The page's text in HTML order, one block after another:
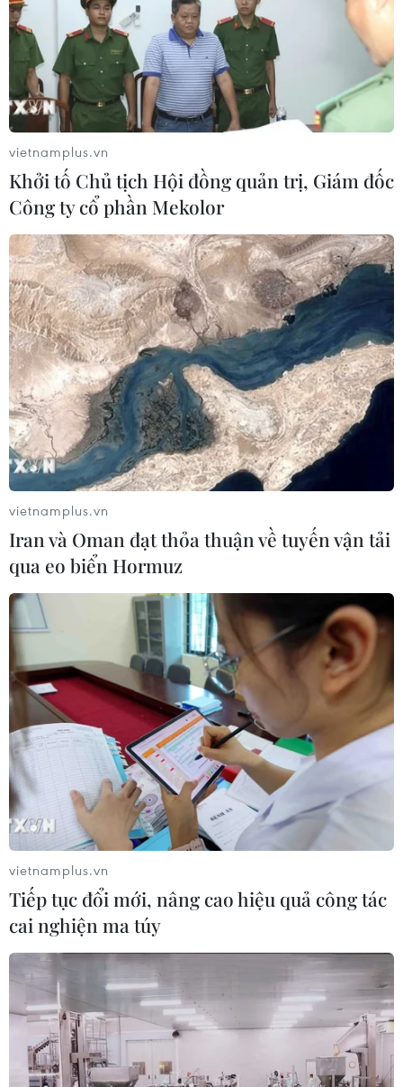
vietnamplus.vn
Khởi tố Chủ tịch Hội đồng quản trị, Giám đốc
Công ty cổ phần Mekolor
vietnamplus.vn
Iran và Oman đạt thỏa thuận về tuyến vận tải
qua eo biển Hormuz
vietnamplus.vn
Tiếp tục đổi mới, nâng cao hiệu quả công tác
cai nghiện ma túy